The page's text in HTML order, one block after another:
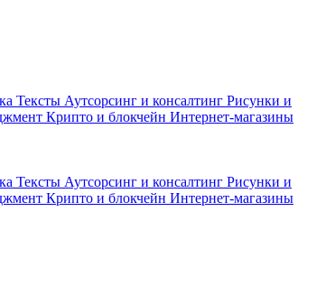
Тексты Аутсорсинг и консалтинг Рисунки и
Крипто и блокчейн Интернет-магазины
Тексты Аутсорсинг и консалтинг Рисунки и
Крипто и блокчейн Интернет-магазины